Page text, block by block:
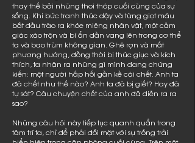
thay thế bởi những thoi thóp cuối cùng của sự
sống. Khi bức tranh thức dậy và từng giọt máu
bắt đầu trào ra khóe miệng nhân vật, một cảm
giác xáo trộn và bí ẩn dần vang lên trong cơ thể
ta và bao trùm không gian. Ghê rợn và mất
phương hướng, đồng thời bị thúc giục và kích
thích, ta nhận ra những gì mình đang chứng
kiến: một người hấp hối gần kề cái chết. Anh ta
đã chết như thế nào? Anh ta đã bị giết? Hay đã
tự sát? Câu chuyện chết của anh đã diễn ra ra
sao?
Những câu hỏi này tiếp tục quanh quẩn trong
tâm trí ta, chỉ để phải đối mặt với sự trống trải